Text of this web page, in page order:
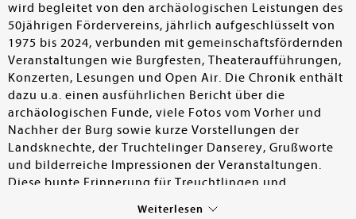
wird begleitet von den archäologischen Leistungen des
50jährigen Fördervereins, jährlich aufgeschlüsselt von
1975 bis 2024, verbunden mit gemeinschaftsfördernden
Veranstaltungen wie Burgfesten, Theateraufführungen,
Konzerten, Lesungen und Open Air. Die Chronik enthält
dazu u.a. einen ausführlichen Bericht über die
archäologischen Funde, viele Fotos vom Vorher und
Nachher der Burg sowie kurze Vorstellungen der
Landsknechte, der Truchtelinger Danserey, Grußworte
und bilderreiche Impressionen der Veranstaltungen.
Diese bunte Erinnerung für Treuchtlingen und
Weiterlesen